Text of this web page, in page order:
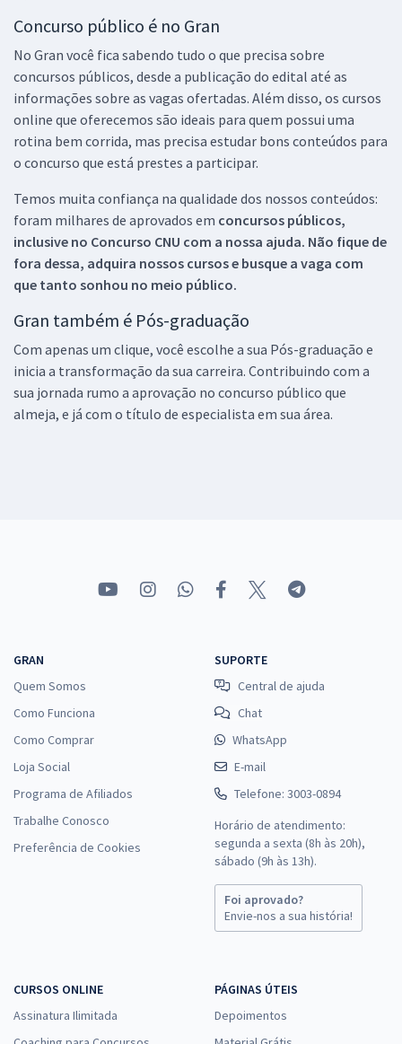
Concurso público é no Gran
No Gran você fica sabendo tudo o que precisa sobre
concursos públicos, desde a publicação do edital até as
informações sobre as vagas ofertadas. Além disso, os cursos
online que oferecemos são ideais para quem possui uma
rotina bem corrida, mas precisa estudar bons conteúdos para
o concurso que está prestes a participar.
Temos muita confiança na qualidade dos nossos conteúdos:
foram milhares de aprovados em concursos públicos,
inclusive no Concurso CNU com a nossa ajuda. Não fique de
fora dessa, adquira nossos cursos e busque a vaga com
que tanto sonhou no meio público.
Gran também é Pós-graduação
Com apenas um clique, você escolhe a sua Pós-graduação e
inicia a transformação da sua carreira. Contribuindo com a
sua jornada rumo a aprovação no concurso público que
almeja, e já com o título de especialista em sua área.
GRAN
Quem Somos
Como Funciona
Como Comprar
Loja Social
Programa de Afiliados
Trabalhe Conosco
Preferência de Cookies
SUPORTE
Central de ajuda
Chat
WhatsApp
E-mail
Telefone: 3003-0894
Horário de atendimento:
segunda a sexta (8h às 20h),
sábado (9h às 13h).
Foi aprovado?
Envie-nos a sua história!
CURSOS ONLINE
Assinatura Ilimitada
PÁGINAS ÚTEIS
Depoimentos